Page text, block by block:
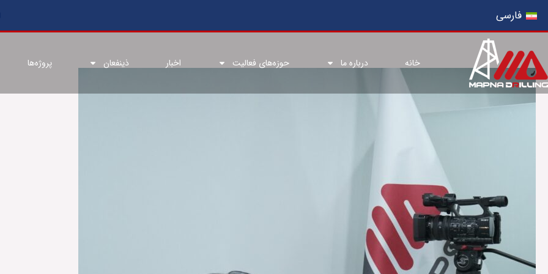
پرش
به
محتوا
فارسی
خانه درباره ما حوزه‌های فعالیت اخبار ذینفعان پروژه‌ها